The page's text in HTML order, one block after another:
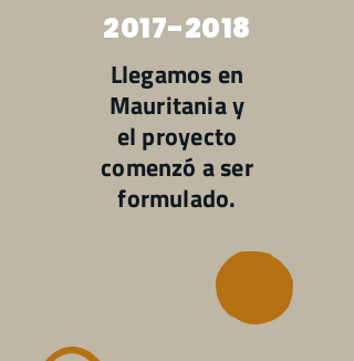
2017-2018
Llegamos en
Mauritania y
el proyecto
comenzó a ser
formulado.